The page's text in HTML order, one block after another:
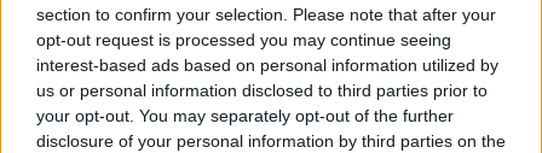
section to confirm your selection. Please note that after your
opt-out request is processed you may continue seeing
interest-based ads based on personal information utilized by
us or personal information disclosed to third parties prior to
your opt-out. You may separately opt-out of the further
disclosure of your personal information by third parties on the
pradėjo 2005 metais Alytaus klube, vėliau
persikėlė į Kauno „Žalgirio“ klubo sistemą, kur
praleido ketverius metus.